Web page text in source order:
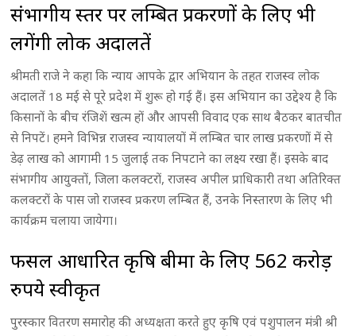
संभागीय स्तर पर लम्बित प्रकरणों के लिए भी
लगेंगी लोक अदालतें
श्रीमती राजे ने कहा कि न्याय आपके द्वार अभियान के तहत राजस्व लोक
अदालतें 18 मई से पूरे प्रदेश में शुरू हो गई हैं। इस अभियान का उद्देश्य है कि
किसानों के बीच रंजिशें खत्म हों और आपसी विवाद एक साथ बैठकर बातचीत
से निपटें। हमने विभिन्न राजस्व न्यायालयों में लम्बित चार लाख प्रकरणों में से
डेढ़ लाख को आगामी 15 जुलाई तक निपटाने का लक्ष्य रखा हैं। इसके बाद
संभागीय आयुक्तों, जिला कलक्टरों, राजस्व अपील प्राधिकारी तथा अतिरिक्त
कलक्टरों के पास जो राजस्व प्रकरण लम्बित हैं, उनके निस्तारण के लिए भी
कार्यक्रम चलाया जायेगा।
फसल आधारित कृषि बीमा के लिए 562 करोड़
रुपये स्वीकृत
पुरस्कार वितरण समारोह की अध्यक्षता करते हुए कृषि एवं पशुपालन मंत्री श्री